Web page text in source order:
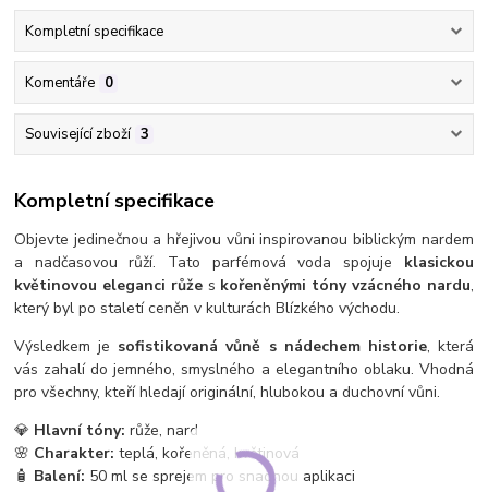
Kompletní specifikace
Komentáře 0
Související zboží 3
Kompletní specifikace
Objevte jedinečnou a hřejivou vůni inspirovanou biblickým nardem
a nadčasovou růží. Tato parfémová voda spojuje klasickou
květinovou eleganci růžes kořeněnými tóny vzácného nardu,
který byl po staletí ceněn v kulturách Blízkého východu.
Výsledkem je sofistikovaná vůně s nádechem historie, která
vás zahalí do jemného, smyslného a elegantního oblaku. Vhodná
pro všechny, kteří hledají originální, hlubokou a duchovní vůni.
💎 Hlavní tóny: růže, nard
🌸 Charakter: teplá, kořeněná, květinová
🧴 Balení: 50 ml se sprejem pro snadnou aplikaci